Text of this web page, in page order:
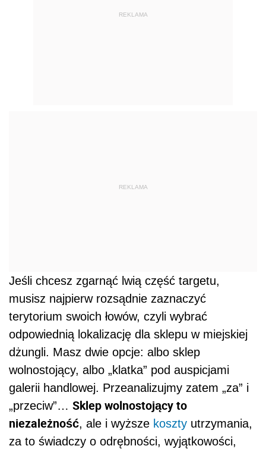
REKLAMA
REKLAMA
Jeśli chcesz zgarnąć lwią część targetu,
musisz najpierw rozsądnie zaznaczyć
terytorium swoich łowów, czyli wybrać
odpowiednią lokalizację dla sklepu w miejskiej
dżungli. Masz dwie opcje: albo sklep
wolnostojący, albo „klatka” pod auspicjami
galerii handlowej. Przeanalizujmy zatem „za” i
„przeciw”… Sklep wolnostojący to
niezależność, ale i wyższe koszty utrzymania,
za to świadczy o odrębności, wyjątkowości,